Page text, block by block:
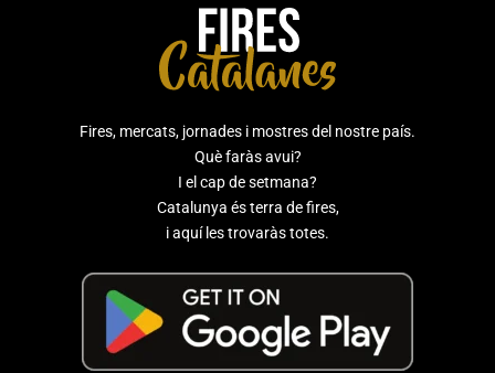
Fires, mercats, jornades i mostres del nostre país.
Què faràs avui?
I el cap de setmana?
Catalunya és terra de fires,
i aquí les trovaràs totes.